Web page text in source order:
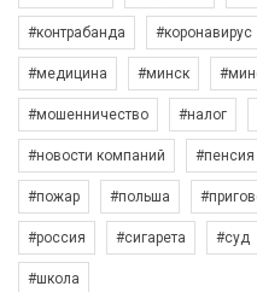
#контрабанда #коронавирус
#медицина #минск
#мошенничество #налог
#новости компаний #пенсия
#пожар #польша
#россия #сигарета #суд
#школа